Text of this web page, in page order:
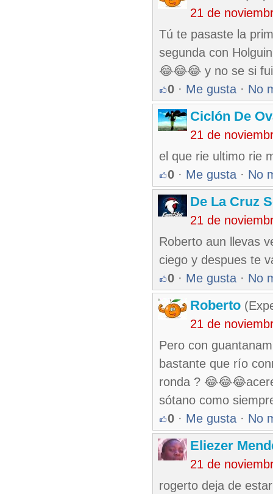
21 de
Tú te pasaste la
segunda con
😂😂😂 y no se si
0 · Me gusta · No
Ciclón De
21 de
el que rie ultimo rie
0 · Me gusta · No
De La Cruz
21 de
Roberto aun llevas
ciego y despues te
0 · Me gusta · No
Roberto
21 de
Pero con
bastante que río
ronda ?
sótano como
0 · Me gusta · No
Eliezer
21 de
rogerto deja de